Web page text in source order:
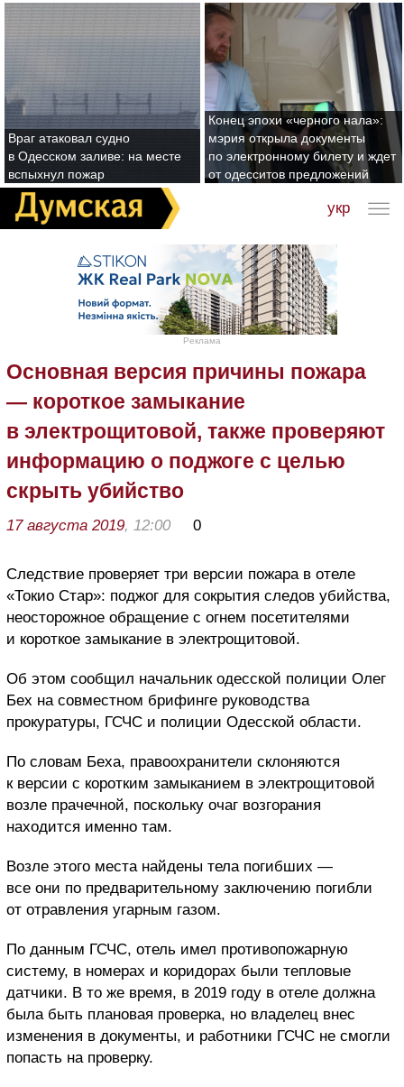
Враг атаковал судно
в Одесском заливе: на месте
вспыхнул пожар
Конец эпохи «черного нала»:
мэрия открыла документы
по электронному билету и ждет
от одесситов предложений
укр
Реклама
Основная версия причины пожара
— короткое замыкание
в электрощитовой, также проверяют
информацию о поджоге с целью
скрыть убийство
17 августа 2019, 12:00 0
Следствие проверяет три версии пожара в отеле
«Токио Стар»: поджог для сокрытия следов убийства,
неосторожное обращение с огнем посетителями
и короткое замыкание в электрощитовой.
Об этом сообщил начальник одесской полиции Олег
Бех на совместном брифинге руководства
прокуратуры, ГСЧС и полиции Одесской области.
По словам Беха, правоохранители склоняются
к версии с коротким замыканием в электрощитовой
возле прачечной, поскольку очаг возгорания
находится именно там.
Возле этого места найдены тела погибших —
все они по предварительному заключению погибли
от отравления угарным газом.
По данным ГСЧС, отель имел противопожарную
систему, в номерах и коридорах были тепловые
датчики. В то же время, в 2019 году в отеле должна
была быть плановая проверка, но владелец внес
изменения в документы, и работники ГСЧС не смогли
попасть на проверку.